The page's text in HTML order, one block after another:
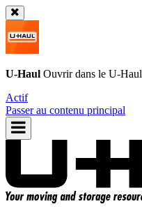
U-Haul Ouvrir dans le U-Haul
Actif
Passer au contenu principal